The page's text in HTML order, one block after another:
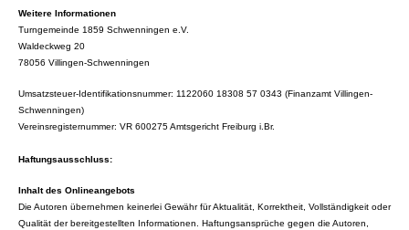
Weitere Informationen
Turngemeinde 1859 Schwenningen e.V.
Waldeckweg 20
78056 Villingen-Schwenningen
Umsatzsteuer-Identifikationsnummer: 1122060 18308 57 0343 (Finanzamt Villingen-
Schwenningen)
Vereinsregisternummer: VR 600275 Amtsgericht Freiburg i.Br.
Haftungsausschluss:
Inhalt des Onlineangebots
Die Autoren übernehmen keinerlei Gewähr für Aktualität, Korrektheit, Vollständigkeit oder
Qualität der bereitgestellten Informationen. Haftungsansprüche gegen die Autoren,